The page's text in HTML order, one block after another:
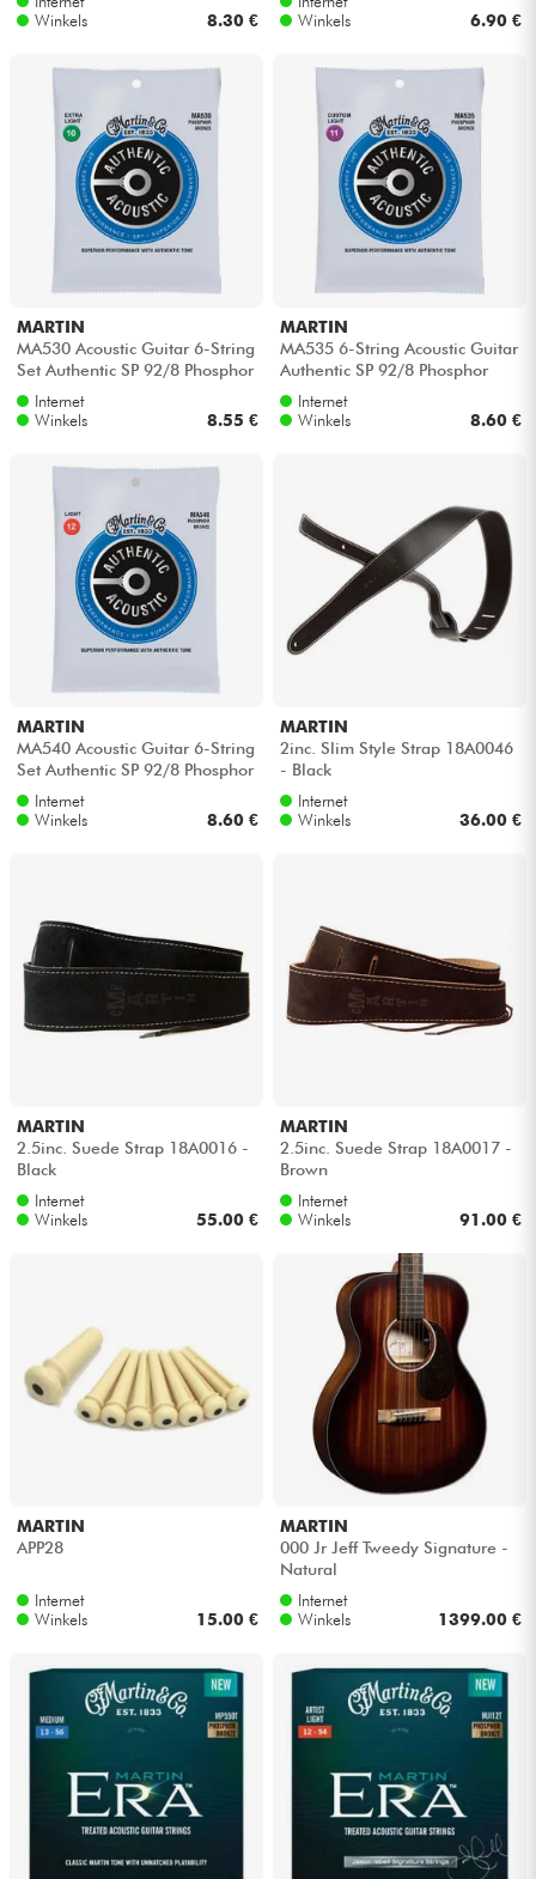
Winkels
8.30 €
Winkels
6.90 €
MARTIN
MA530 Acoustic Guitar 6-String
Set Authentic SP 92/8 Phosphor
Bronze 10-47 - Snarenset
Internet
Winkels
8.55 €
MARTIN
MA535 6-String Acoustic Guitar
Authentic SP 92/8 Phosphor
Bronze 11-52 - Snarenset
Internet
Winkels
8.60 €
MARTIN
MA540 Acoustic Guitar 6-String
Set Authentic SP 92/8 Phosphor
Bronze 12-54 - Snarenset
Internet
Winkels
8.60 €
MARTIN
2inc. Slim Style Strap 18A0046
- Black
Internet
Winkels
36.00 €
MARTIN
2.5inc. Suede Strap 18A0016 -
Black
Internet
Winkels
55.00 €
MARTIN
2.5inc. Suede Strap 18A0017 -
Brown
Internet
Winkels
91.00 €
MARTIN
APP28
Internet
Winkels
15.00 €
MARTIN
000 Jr Jeff Tweedy Signature -
Natural
Internet
Winkels
1399.00 €